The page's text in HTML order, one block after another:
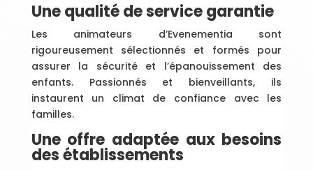
Une qualité de service garantie
Les animateurs d’Evenementia sont
rigoureusement sélectionnés et formés pour
assurer la sécurité et l’épanouissement des
enfants. Passionnés et bienveillants, ils
instaurent un climat de confiance avec les
familles.
Une offre adaptée aux besoins
des établissements